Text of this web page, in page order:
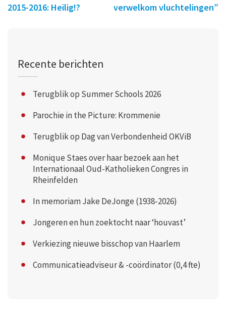
2015-2016: Heilig!?
verwelkom vluchtelingen”
Recente berichten
Terugblik op Summer Schools 2026
Parochie in the Picture: Krommenie
Terugblik op Dag van Verbondenheid OKViB
Monique Staes over haar bezoek aan het
Internationaal Oud-Katholieken Congres in
Rheinfelden
In memoriam Jake DeJonge (1938-2026)
Jongeren en hun zoektocht naar ‘houvast’
Verkiezing nieuwe bisschop van Haarlem
Communicatieadviseur & -coördinator (0,4 fte)